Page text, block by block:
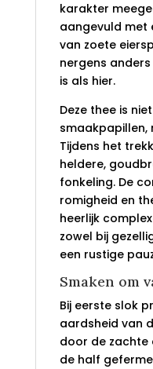
karakter
aangevuld met
van zoete
nergens
is als hier.
Deze thee is
smaakpapillen,
Tijdens het
heldere,
fonkeling. De
romigheid en
heerlijk
zowel bij
een rustige
Smaken om
Bij eerste slok
aardsheid van
door de zachte
de half